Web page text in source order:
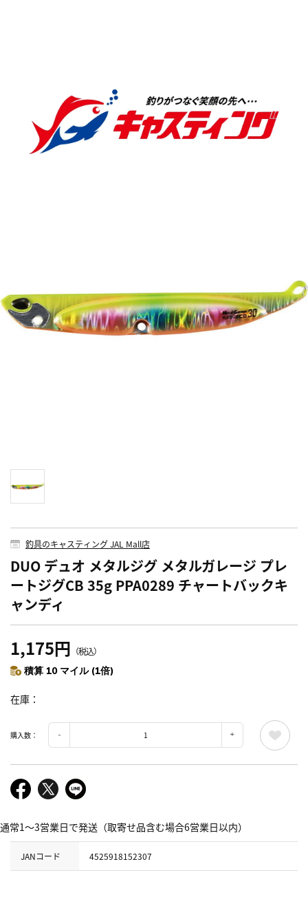
釣具のキャスティング JAL Mall店
DUO デュオ メタルジグ メタルガレージ プレ
ートジグCB 35g PPA0289 チャートバックキ
ャンディ
1,175円 （税込）
積算 10 マイル (1倍)
在庫
購入数：
通常1～3営業日で発送（取寄せ品含む場合6営業日以内）
JANコード 4525918152307